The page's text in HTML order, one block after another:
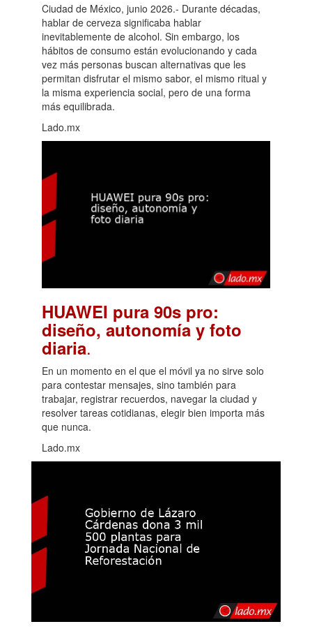
Ciudad de México, junio 2026.- Durante décadas,
hablar de cerveza significaba hablar
inevitablemente de alcohol. Sin embargo, los
hábitos de consumo están evolucionando y cada
vez más personas buscan alternativas que les
permitan disfrutar el mismo sabor, el mismo ritual y
la misma experiencia social, pero de una forma
más equilibrada.
Lado.mx
HUAWEI pura 90s pro:
diseño, autonomía y foto
diaria.
En un momento en el que el móvil ya no sirve solo
para contestar mensajes, sino también para
trabajar, registrar recuerdos, navegar la ciudad y
resolver tareas cotidianas, elegir bien importa más
que nunca.
Lado.mx